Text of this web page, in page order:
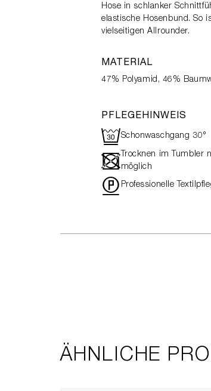
Hose in schlanker
elastische Hosenbund. So
vielseitigen Allrounder.
MATERIAL
47% Polyamid, 46%
PFLEGEHINWEIS
RSchonwaschgang 30°
- Trocknen im Tumbler
möglich
" Professionelle
ÄHNLICHE